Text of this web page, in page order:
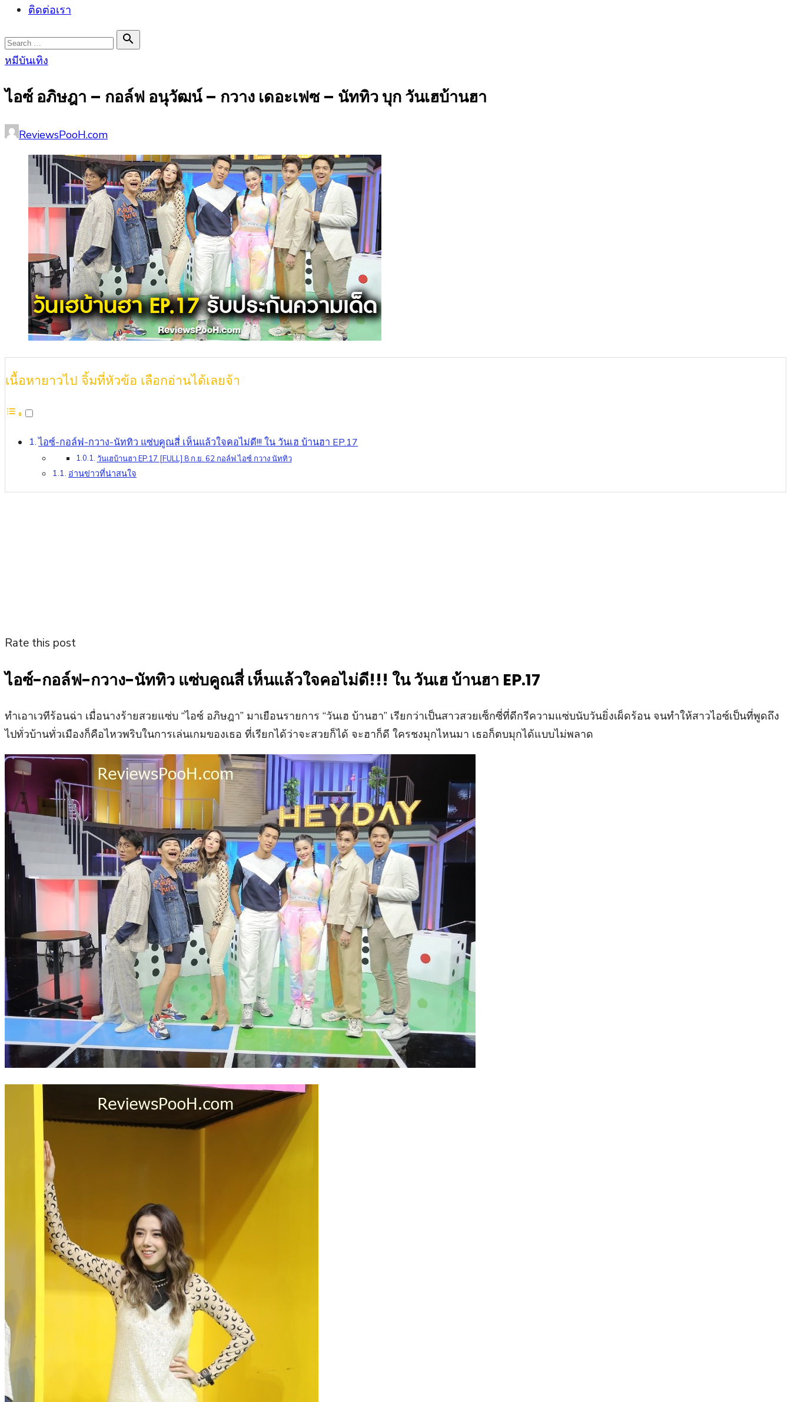
ติดต่อเรา
Search
for:

Search
หมีบันเทิง
ไอซ์ อภิษฎา – กอล์ฟ อนุวัฒน์ – กวาง เดอะเฟซ – นัททิว บุก วันเฮบ้านฮา
Posted
Author
ReviewsPooH.com
เนื้อหายาวไป จิ้มที่หัวข้อ เลือกอ่านได้เลยจ้า
ไอซ์-กอล์ฟ-กวาง-นัททิว แซ่บคูณสี่ เห็นแล้วใจคอไม่ดี!!! ใน วันเฮ บ้านฮา EP.17
วันเฮบ้านฮา EP.17 [FULL] 8 ก.ย. 62 กอล์ฟ ไอซ์ กวาง นัททิว
อ่านข่าวที่น่าสนใจ
Rate this post
ไอซ์-กอล์ฟ-กวาง-นัททิว แซ่บคูณสี่ เห็นแล้วใจคอไม่ดี!!! ใน วันเฮ บ้านฮา EP.17
ทำเอาเวทีร้อนฉ่า เมื่อนางร้ายสวยแซ่บ “ไอซ์ อภิษฎา” มาเยือนรายการ “วันเฮ บ้านฮา” เรียกว่าเป็นสาวสวยเซ็กซี่ที่ดีกรีความแซ่บนับวันยิ่งเผ็ดร้อน จนทำให้สาวไอซ์เป็นที่พูดถึง
ไปทั่วบ้านทั่วเมืองก็คือไหวพริบในการเล่นเกมของเธอ ที่เรียกได้ว่าจะสวยก็ได้ จะฮาก็ดี ใครชงมุกไหนมา เธอก็ตบมุกได้แบบไม่พลาด